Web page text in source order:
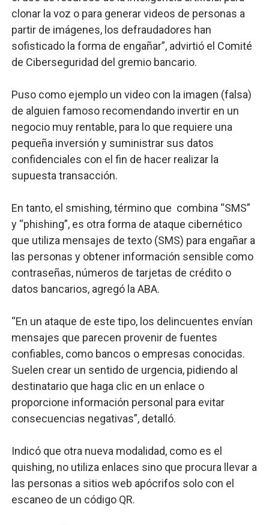
clonar la voz o para generar videos de personas a
partir de imágenes, los defraudadores han
sofisticado la forma de engañar”, advirtió el Comité
de Ciberseguridad del gremio bancario.
Puso como ejemplo un video con la imagen (falsa)
de alguien famoso recomendando invertir en un
negocio muy rentable, para lo que requiere una
pequeña inversión y suministrar sus datos
confidenciales con el fin de hacer realizar la
supuesta transacción.
En tanto, el smishing, término que combina “SMS”
y “phishing”, es otra forma de ataque cibernético
que utiliza mensajes de texto (SMS) para engañar a
las personas y obtener información sensible como
contraseñas, números de tarjetas de crédito o
datos bancarios, agregó la ABA.
“En un ataque de este tipo, los delincuentes envían
mensajes que parecen provenir de fuentes
confiables, como bancos o empresas conocidas.
Suelen crear un sentido de urgencia, pidiendo al
destinatario que haga clic en un enlace o
proporcione información personal para evitar
consecuencias negativas”, detalló.
Indicó que otra nueva modalidad, como es el
quishing, no utiliza enlaces sino que procura llevar a
las personas a sitios web apócrifos solo con el
escaneo de un código QR.